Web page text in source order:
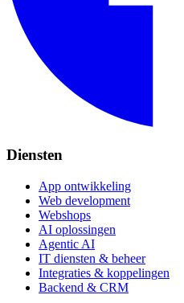
Diensten
App ontwikkeling
Web development
Webshops
AI oplossingen
Agentic AI
IT diensten & beheer
Integraties & koppelingen
Backend & CRM